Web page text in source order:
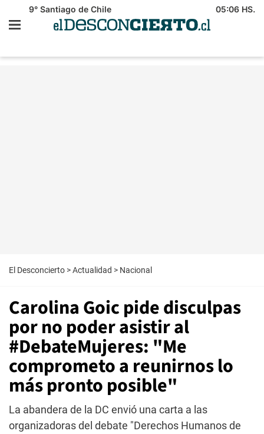
9° Santiago de Chile 05:06 HS.
El Desconcierto >Actualidad > Nacional
Carolina Goic pide disculpas
por no poder asistir al
#DebateMujeres: "Me
comprometo a reunirnos lo
más pronto posible"
La abandera de la DC envió una carta a las
organizadoras del debate "Derechos Humanos de